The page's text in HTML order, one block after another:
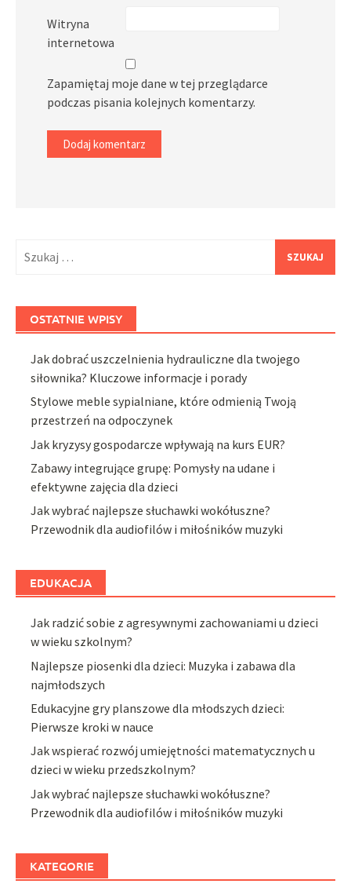
Witryna
internetowa
Zapamiętaj moje dane w tej przeglądarce
podczas pisania kolejnych komentarzy.
OSTATNIE WPISY
Jak dobrać uszczelnienia hydrauliczne dla twojego
siłownika? Kluczowe informacje i porady
Stylowe meble sypialniane, które odmienią Twoją
przestrzeń na odpoczynek
Jak kryzysy gospodarcze wpływają na kurs EUR?
Zabawy integrujące grupę: Pomysły na udane i
efektywne zajęcia dla dzieci
Jak wybrać najlepsze słuchawki wokółuszne?
Przewodnik dla audiofilów i miłośników muzyki
EDUKACJA
Jak radzić sobie z agresywnymi zachowaniami u dzieci
w wieku szkolnym?
Najlepsze piosenki dla dzieci: Muzyka i zabawa dla
najmłodszych
Edukacyjne gry planszowe dla młodszych dzieci:
Pierwsze kroki w nauce
Jak wspierać rozwój umiejętności matematycznych u
dzieci w wieku przedszkolnym?
Jak wybrać najlepsze słuchawki wokółuszne?
Przewodnik dla audiofilów i miłośników muzyki
KATEGORIE